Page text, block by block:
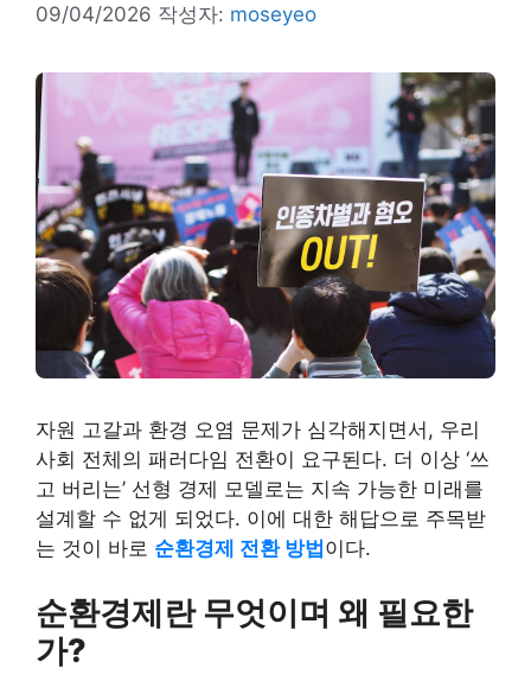
09/04/2026 작성자: moseyeo
자원 고갈과 환경 오염 문제가 심각해지면서, 우리
사회 전체의 패러다임 전환이 요구된다. 더 이상 ‘쓰
고 버리는’ 선형 경제 모델로는 지속 가능한 미래를
설계할 수 없게 되었다. 이에 대한 해답으로 주목받
는 것이 바로 순환경제 전환 방법 이다.
순환경제란 무엇이며 왜 필요한
가?